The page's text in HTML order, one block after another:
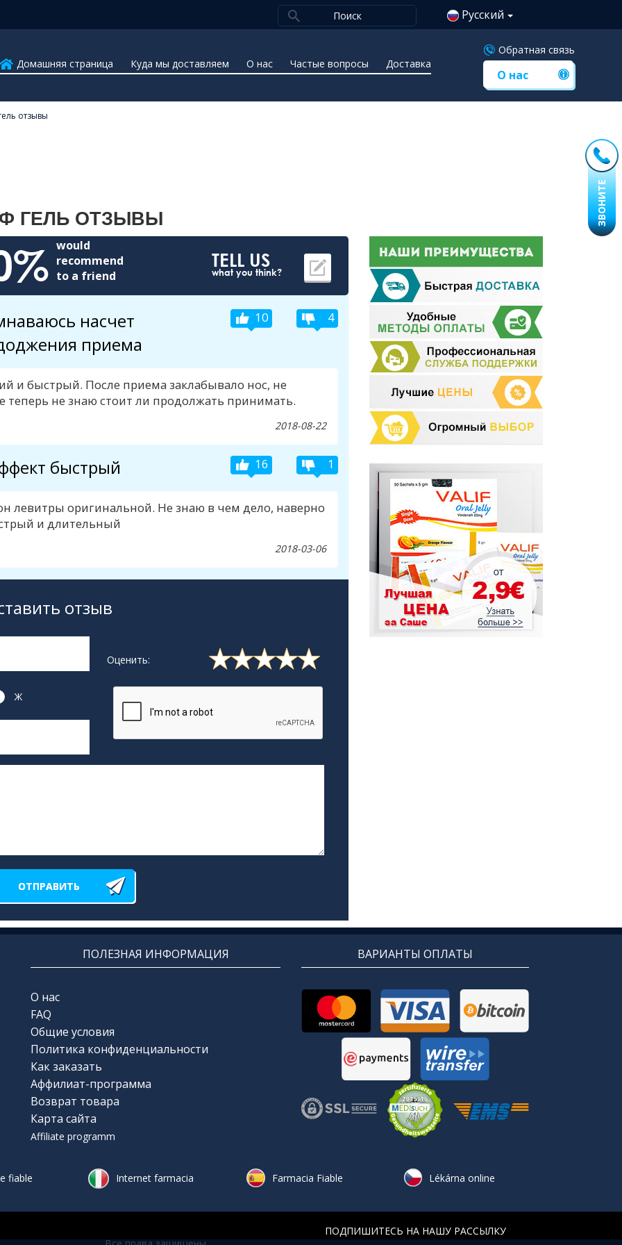
ЗВОНИТЕ
Русский
Домашняя страница Куда мы доставляем О нас Частые вопросы Доставка
Обратная связь
О нас
отзывы
ГЕЛЬ ОТЗЫВЫ
would
recommend
to a friend
TELL US
what you think?
насчет
приема
10 4
и быстрый. После приема заклабывало нос, не
теперь не знаю стоит ли продолжать принимать.
2018-08-22
быстрый 16 1
левитры оригинальной. Не знаю в чем дело, наверно
и длительный
2018-03-06
отзыв
Ж
Оценить:
ПОЛЕЗНАЯ ИНФОРМАЦИЯ
О нас
FAQ
Общие условия
Политика конфиденциальности
Как заказать
Аффилиат-программа
Возврат товара
Карта сайта
Affiliate programm
ВАРИАНТЫ ОПЛАТЫ
fiable Internet farmacia Farmacia Fiable Lékárna online
ПОДПИШИТЕСЬ НА НАШУ РАССЫЛКУ